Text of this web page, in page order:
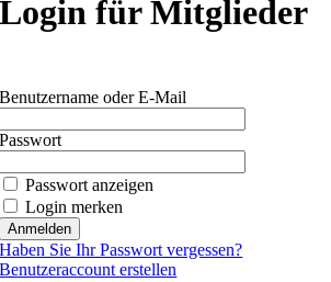
Login für Mitglieder
Benutzername oder E-Mail
Passwort
Passwort anzeigen
Login merken
Haben Sie Ihr Passwort vergessen?
Benutzeraccount erstellen